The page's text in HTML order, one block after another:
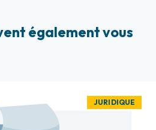
également vous
JURIDIQUE